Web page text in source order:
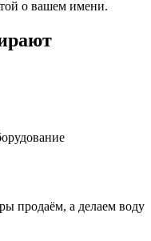
о вашем имени.
продаём, а делаем воду